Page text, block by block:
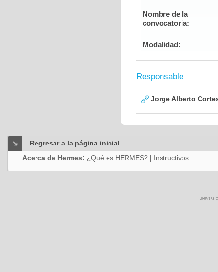
Nombre de la
convocatoria:
Modalidad:
Responsable
Jorge Alberto
Regresar a la página inicial
Acerca de Hermes: ¿Qué es HERMES? | Instructivos